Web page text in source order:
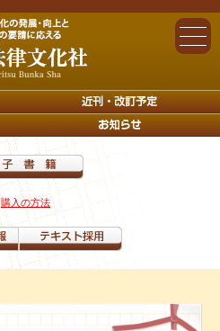
購入の方法